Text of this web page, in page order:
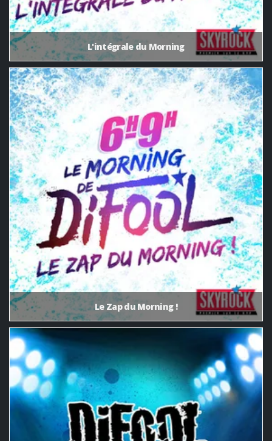
L'intégrale du Morning
Le Zap du Morning !